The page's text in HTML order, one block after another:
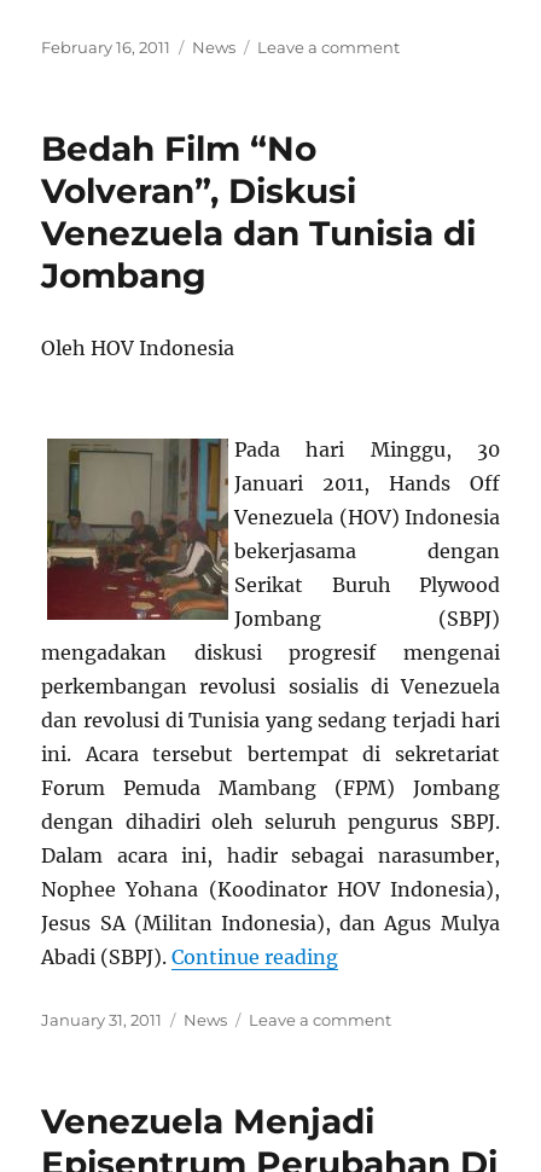
Posted
February 16, 2011 Categories
News Leave a commenton
Bedah Film “No
Volveran”, Diskusi
Venezuela dan Tunisia di
Jombang
Oleh HOV Indonesia
Pada hari Minggu, 30
Januari 2011, Hands Off
Venezuela (HOV) Indonesia
bekerjasama dengan
Serikat Buruh Plywood
Jombang (SBPJ)
mengadakan diskusi progresif mengenai
perkembangan revolusi sosialis di Venezuela
dan revolusi di Tunisia yang sedang terjadi hari
ini. Acara tersebut bertempat di sekretariat
Forum Pemuda Mambang (FPM) Jombang
dengan dihadiri oleh seluruh pengurus SBPJ.
Dalam acara ini, hadir sebagai narasumber,
Nophee Yohana (Koodinator HOV Indonesia),
Jesus SA (Militan Indonesia), dan Agus Mulya
Abadi (SBPJ).Continue reading“Bedah Film “No
Posted
January 31, 2011 Categories
News Leave a commenton
Venezuela Menjadi
Episentrum Perubahan Di